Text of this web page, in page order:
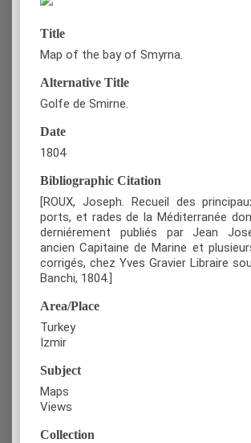
Title
Map of the bay of Smyrna.
Alternative Title
Golfe de Smirne.
Date
1804
Bibliographic Citation
[ROUX, Joseph. Recueil des
ports, et rades de la Méditerranée
derniérement publiés par Jean
ancien Capitaine de Marine et
corrigés, chez Yves Gravier Libraire
Banchi, 1804.]
Area/Place
Turkey
Izmir
Subject
Maps
Views
Collection